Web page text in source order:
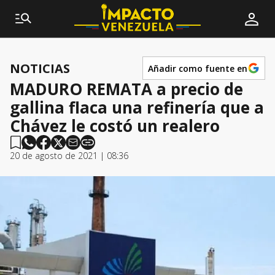
NOTICIAS Añadir como fuente en
MADURO REMATA a precio de
gallina flaca una refinería que a
Chávez le costó un realero
20 de agosto de 2021 | 08:36